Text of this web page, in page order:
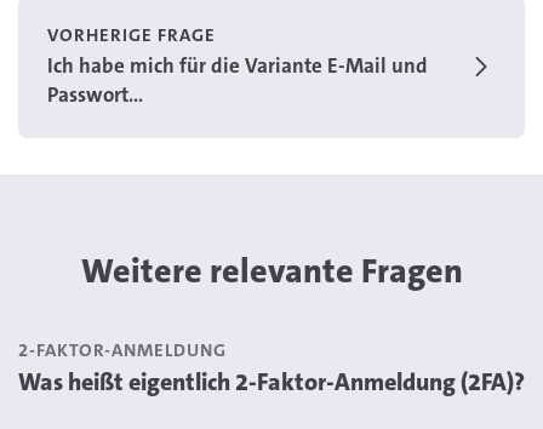
VORHERIGE FRAGE
Ich habe mich für die Variante E-Mail und
Passwort...
Weitere relevante Fragen
2-FAKTOR-ANMELDUNG
Was heißt eigentlich 2-Faktor-Anmeldung (2FA)?